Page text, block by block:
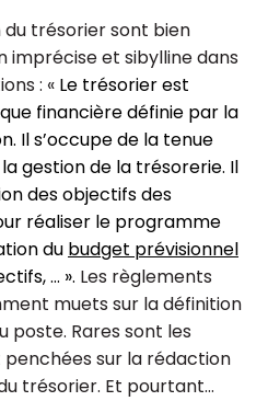
trésorier sont bien
imprécise et sibylline dans
: « Le trésorier est
financière définie par la
Il s’occupe de la tenue
gestion de la trésorerie. Il
des objectifs des
réaliser le programme
du budget prévisionnel
… ». Les règlements
muets sur la définition
Rares sont les
penchées sur la rédaction
trésorier. Et pourtant…